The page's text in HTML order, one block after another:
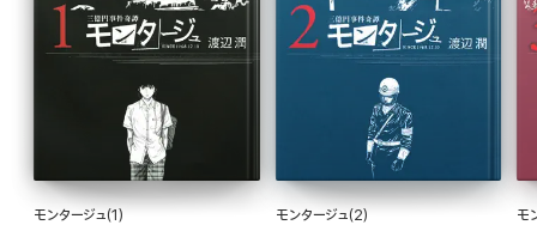
モンタージュ(1) モンタージュ(2) モ